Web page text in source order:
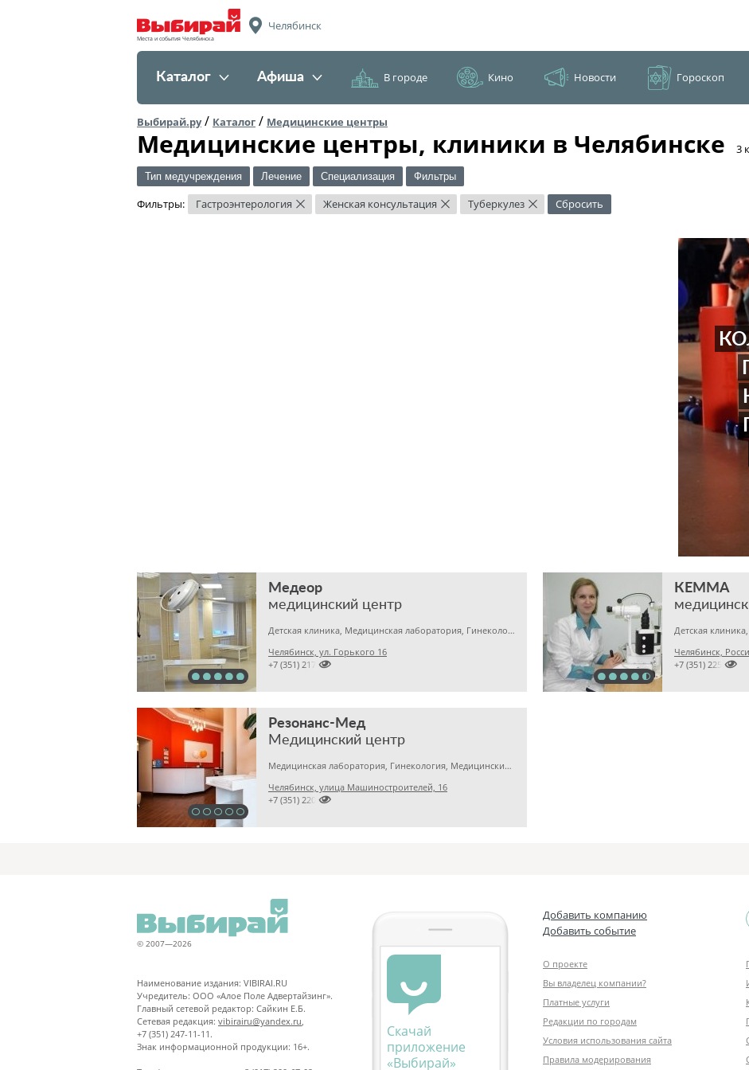
Места и события Челябинска
Челябинск
Каталог Афиша В городе Кино Новости Гороскоп
Выбирай.ру/ Каталог / Медицинские центры
Медицинские центры, клиники в Челябинске ​3
Тип медучреждения Лечение Специализация Фильтры
Фильтры: Гастроэнтерология × Женская консультация × Туберкулез × Сбросить
Медеор
медицинский центр
Детская клиника, Медицинская лаборатория, Гинекология
Челябинск, ул. Горького 16

+7 (351) 2172376
КЕММА
Челябинск,

+7 (351) 2256145
Резонанс-Мед
Медицинский центр
Медицинская лаборатория, Гинекология, Медицинский центр
Челябинск, улица Машиностроителей, 16

+7 (351) 2201031
© 2007—2026
Наименование издания: VIBIRAI.RU
Учредитель: ООО «Алое Поле Адвертайзинг».
Главный сетевой редактор: Сайкин Е.Б.
Сетевая редакция: vibirairu@yandex.ru
+7 (351) 247-11-11.
Знак информационной продукции: 16+.
Скачай
приложение
«Выбирай»
Добавить компанию
Добавить событие
О проекте
Вы владелец компании?
Платные услуги
Редакции по городам
Условия использования сайта
Правила модерирования